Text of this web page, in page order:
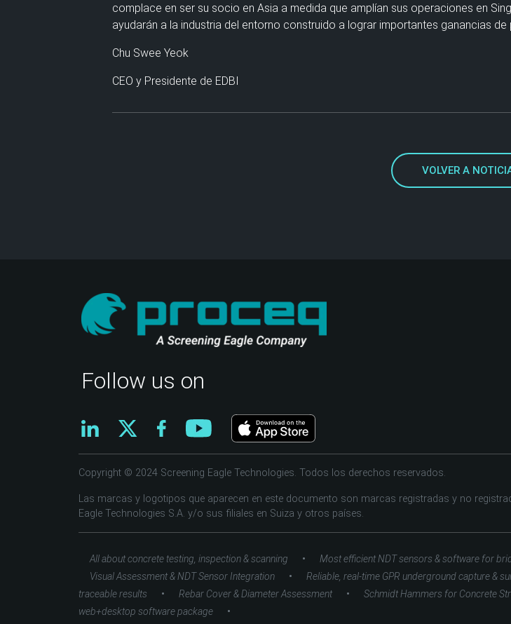
complace en ser su socio en Asia a medida que amplían sus operaciones en
ayudarán a la industria del entorno construido a lograr importantes ganancias de
Chu Swee Yeok
CEO y Presidente de EDBI
VOLVER A
Follow us on
Copyright © 2024 Screening Eagle Technologies. Todos los derechos reservados.
Las marcas y logotipos que aparecen en este documento son marcas registradas y no
Eagle Technologies S.A. y/o sus filiales en Suiza y otros países.
All about concrete testing, inspection & scanning • Most efficient NDT sensors & software for
Visual Assessment & NDT Sensor Integration • Reliable, real-time GPR underground capture &
traceable results
• Rebar Cover & Diameter Assessment • Schmidt Hammers for Concrete
web+desktop software package
•